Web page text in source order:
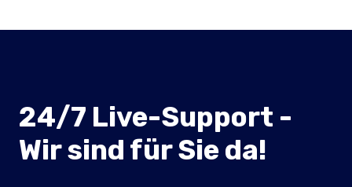
24/7 Live-Support -
Wir sind für Sie da!